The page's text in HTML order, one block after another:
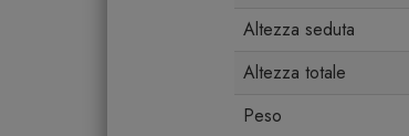
Altezza seduta
Altezza totale
Peso